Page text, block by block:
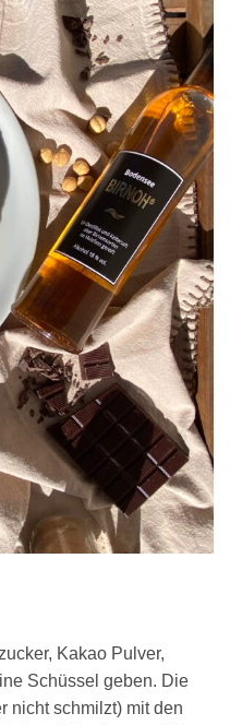
Kakao Pulver,
Schüssel geben. Die
nicht schmilzt) mit den